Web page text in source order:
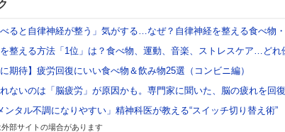
べると自律神経が整う」気がする…なぜ？自律神経を整える食べ物
整える方法「1位」は？食べ物、運動、音楽、ストレスケア…どれ
に期待】疲労回復にいい食べ物＆飲み物25選（コンビニ編）
ないのは「脳疲労」が原因かも。専門家に聞いた、脳の疲れを回
ンタル不調になりやすい」精神科医が教える“スイッチ切り替え術”
部サイトの場合があります